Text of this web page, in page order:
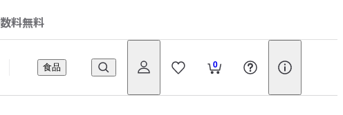
料無料
0
食品